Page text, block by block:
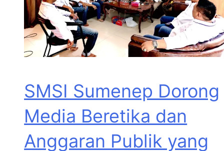
SMSI Sumenep Dorong
Media Beretika dan
Anggaran Publik yang